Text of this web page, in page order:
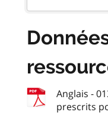
Anglais -
prescrits